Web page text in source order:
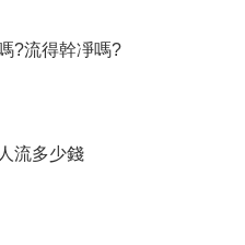
?流得幹凈嗎?
流多少錢